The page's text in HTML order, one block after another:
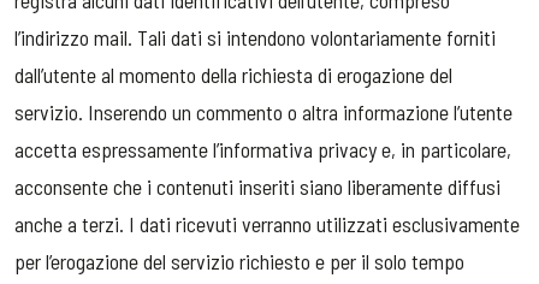
l’indirizzo mail. Tali dati si intendono volontariamente forniti
dall’utente al momento della richiesta di erogazione del
servizio. Inserendo un commento o altra informazione l’utente
accetta espressamente l’informativa privacy e, in particolare,
acconsente che i contenuti inseriti siano liberamente diffusi
anche a terzi. I dati ricevuti verranno utilizzati esclusivamente
per l’erogazione del servizio richiesto e per il solo tempo